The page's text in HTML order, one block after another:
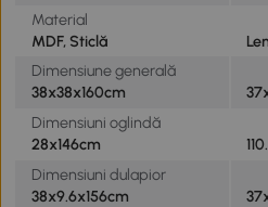
Material
MDF, Sticlă
Dimensiune generală
38x38x160cm
Dimensiuni oglindă
28x146cm
Dimensiuni dulapior
38x9.6x156cm